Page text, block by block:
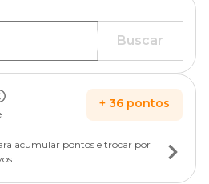
Buscar
+ 36 pontos
acumular pontos e trocar por